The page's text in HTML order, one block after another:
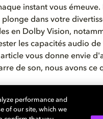
instant vous
plonge dans votre
en Dolby Vision,
les capacités audio
vous donne envie
de son, nous avons ce
en savoir plus sur la
d'offrir une expérience
performance and
of our site, which we